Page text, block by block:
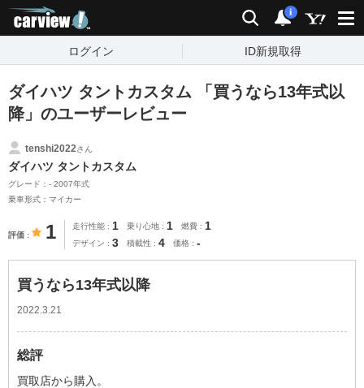
検索 通知
i
ログイン ID新規取得
ダイハツ タントカスタム 「買うなら13年式以
降」のユーザーレビュー
tenshi2022さん
ダイハツ タントカスタム
グレード：- 2007年式
乗車形式：マイカー
評価 1 走行性能 1 乗り心地 1 燃費 1
デザイン 3 積載性 4 価格 -
買うなら13年式以降
2022.3.21
総評
買取店から購入。